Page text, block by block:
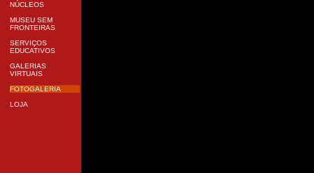
NÚCLEOS
MUSEU SEM
FRONTEIRAS
SERVIÇOS
EDUCATIVOS
GALERIAS
VIRTUAIS
FOTOGALERIA
LOJA